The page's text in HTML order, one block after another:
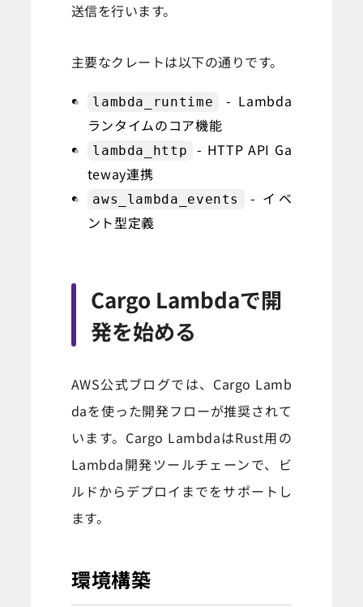
送信を行います。
主要なクレートは以下の通りです。
lambda_runtime
- Lambda
ランタイムのコア機能
lambda_http
- HTTP API Ga
teway連携
aws_lambda_events
- イベ
ント型定義
Cargo Lambdaで開
発を始める
AWS公式ブログでは、Cargo Lamb
daを使った開発フローが推奨されて
います。Cargo LambdaはRust用の
Lambda開発ツールチェーンで、ビ
ルドからデプロイまでをサポートし
ます。
環境構築